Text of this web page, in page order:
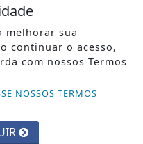
melhorar sua
continuar o acesso,
com nossos Termos
NOSSOS TERMOS